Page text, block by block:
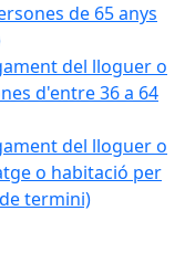
de 65 anys
del lloguer o
d'entre 36 a 64
del lloguer o
o habitació per
termini)